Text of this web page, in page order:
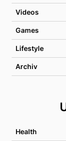
Videos
Games
Lifestyle
Archiv
Health